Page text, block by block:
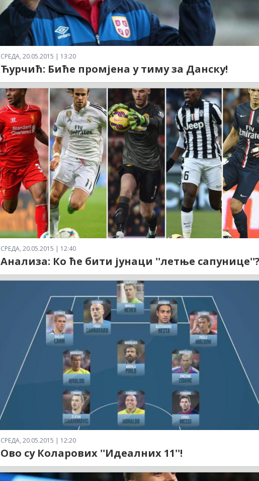
СРЕДА, 20.05.2015 | 13:20
Ћурчић: Биће промјена у тиму за Данску!
СРЕДА, 20.05.2015 | 12:40
Анализа: Ко ће бити јунаци ''летње
СРЕДА, 20.05.2015 | 12:20
Ово су Коларових ''Идеалних 11''!